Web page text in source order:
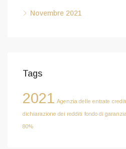
Novembre 2021
Tags
2021 Agenzia delle entrate
dichiarazione dei redditi fondo di garanzia
80%